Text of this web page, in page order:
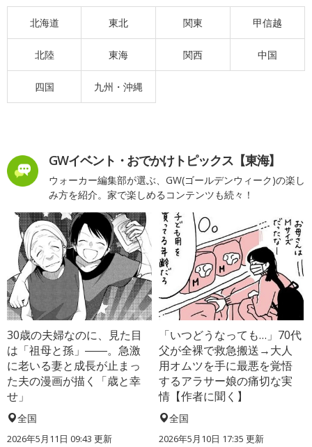
北海道 東北 関東 甲信越
北陸 東海 関西 中国
四国 九州・沖縄
GWイベント・おでかけトピックス【東海】
ウォーカー編集部が選ぶ、GW(ゴールデンウィーク)の楽し
み方を紹介。家で楽しめるコンテンツも続々！
30歳の夫婦なのに、見た目
は「祖母と孫」――。急激
に老いる妻と成長が止まっ
た夫の漫画が描く「歳と幸
せ」
全国
2026年5月11日 09:43 更新
「いつどうなっても…」70代
父が全裸で救急搬送→大人
用オムツを手に最悪を覚悟
するアラサー娘の痛切な実
情【作者に聞く】
全国
2026年5月10日 17:35 更新